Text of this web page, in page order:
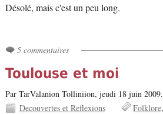
Désolé, mais c'est un peu long.
5 commentaires
Toulouse et moi
Par TarValanion Tolliniion, jeudi 18 juin 2009.
Decouvertes et Reflexions
Folklore